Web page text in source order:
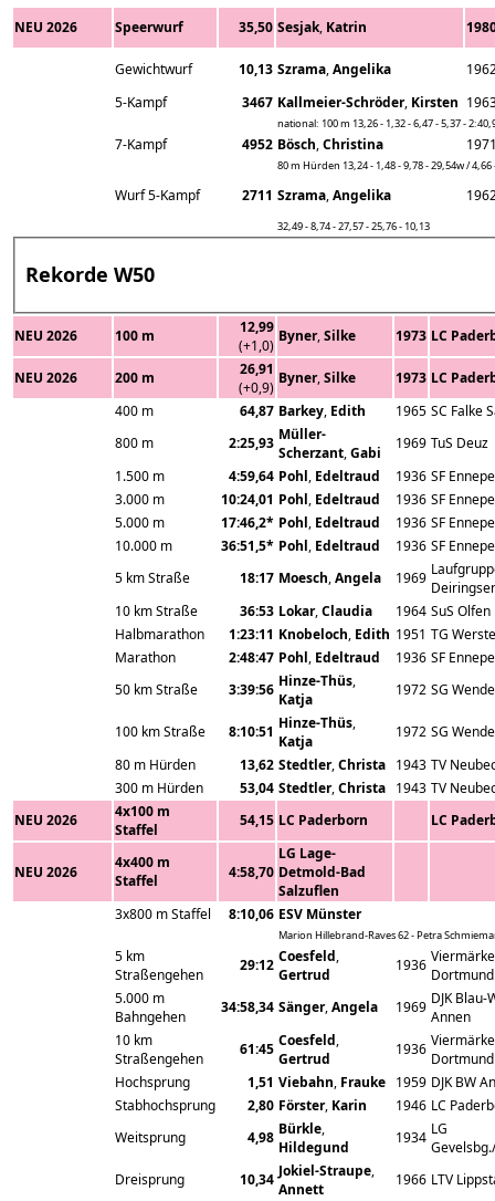
NEU 2026 Speerwurf 35,50 Sesjak, Katrin
Gewichtwurf 10,13 Szrama,Angelika
5-Kampf
3467 Kallmeier-Schröder, Kirsten
national: 100 m 13,26 - 1,32 - 6,47 - 5,37 -
7-Kampf 4952 Bösch,Christina
80 m Hürden 13,24 - 1,48 - 9,78 - 29,54w / 4,66
Wurf 5-Kampf 2711 Szrama,Angelika
32,49 - 8,74 - 27,57 - 25,76 - 10,13
Rekorde W50
NEU 2026 100 m
12,99
(+1,0)
Byner,Silke 1973 LC
NEU 2026 200 m
26,91
(+0,9)
Byner,Silke 1973 LC
400 m
64,87 Barkey, Edith 1965 SC Falke
800 m
2:25,93 Müller-
Scherzant,Gabi
1969 TuS Deuz
1.500 m
4:59,64 Pohl, Edeltraud 1936 SF
3.000 m
10:24,01 Pohl, Edeltraud 1936 SF
5.000 m
17:46,2* Pohl, Edeltraud 1936 SF
10.000 m
36:51,5* Pohl, Edeltraud 1936 SF
5 km Straße
18:17 Moesch,Angela 1969
10 km Straße
36:53 Lokar,Claudia 1964 SuS Olfen
Halbmarathon
1:23:11 Knobeloch, Edith 1951 TG Werste
Marathon
2:48:47 Pohl, Edeltraud 1936 SF
50 km Straße
3:39:56 Hinze-Thüs,
Katja
1972 SG
100 km Straße 8:10:51 Hinze-Thüs,
Katja
1972 SG
80 m Hürden
13,62 Stedtler,Christa 1943 TV
300 m Hürden
53,04 Stedtler,Christa 1943 TV
NEU 2026
4x100 m
Staffel
54,15 LC Paderborn LC
NEU 2026
4x400 m
Staffel
4:58,70
LG Lage-
Detmold-Bad
Salzuflen
3x800 m Staffel
8:10,06 ESV Münster
Marion Hillebrand-Raves 62 - Petra
5 km
Straßengehen
29:12 Coesfeld,
Gertrud
1936
Dortmund
5.000 m
Bahngehen
34:58,34 Sänger,Angela 1969 DJK Blau-
Annen
10 km
Straßengehen
61:45 Coesfeld,
Gertrud
1936
Dortmund
Hochsprung
1,51 Viebahn, Frauke 1959 DJK BW
Stabhochsprung
2,80 Förster, Karin 1946 LC
Weitsprung
4,98 Bürkle,
Hildegund
1934 LG
Dreisprung
10,34 Jokiel-Straupe,
Annett
1966 LTV